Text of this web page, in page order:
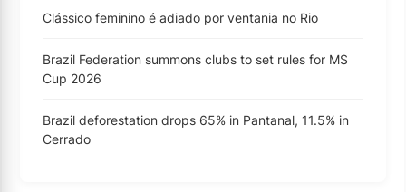
Clássico feminino é adiado por ventania no Rio
Brazil Federation summons clubs to set rules for MS
Cup 2026
Brazil deforestation drops 65% in Pantanal, 11.5% in
Cerrado